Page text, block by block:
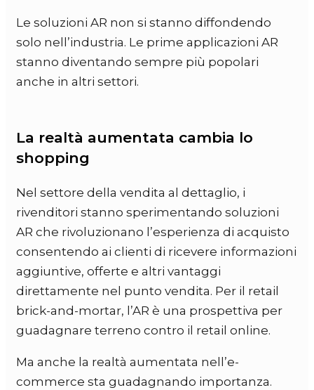
Le soluzioni AR non si stanno diffondendo
solo nell’industria. Le prime applicazioni AR
stanno diventando sempre più popolari
anche in altri settori.
La realtà aumentata cambia lo
shopping
Nel settore della vendita al dettaglio, i
rivenditori stanno sperimentando soluzioni
AR che rivoluzionano l’esperienza di acquisto
consentendo ai clienti di ricevere informazioni
aggiuntive, offerte e altri vantaggi
direttamente nel punto vendita. Per il retail
brick-and-mortar, l’AR è una prospettiva per
guadagnare terreno contro il retail online.
Ma anche la realtà aumentata nell’e-
commerce sta guadagnando importanza.